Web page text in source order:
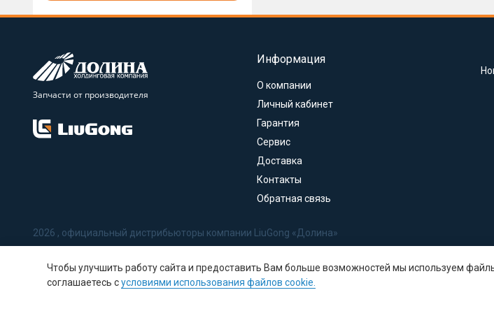
Запчасти от производителя
Информация
О компании
Личный кабинет
Гарантия
Сервис
Доставка
Контакты
Обратная связь
2026 , официальный дистрибьюторы компании LiuGong «Долина»
Политика в отношении обработки персональных данных
Соглашение на обработку персональных данных
Политика использования Cookie-файлов
Чтобы улучшить работу сайта и предоставить Вам больше возможностей мы используем
соглашаетесь сусловиями использования файлов cookie.